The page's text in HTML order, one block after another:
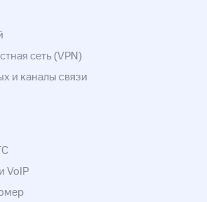
сеть (VPN)
и каналы связи
VoIP